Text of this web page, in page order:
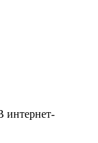
интернет-